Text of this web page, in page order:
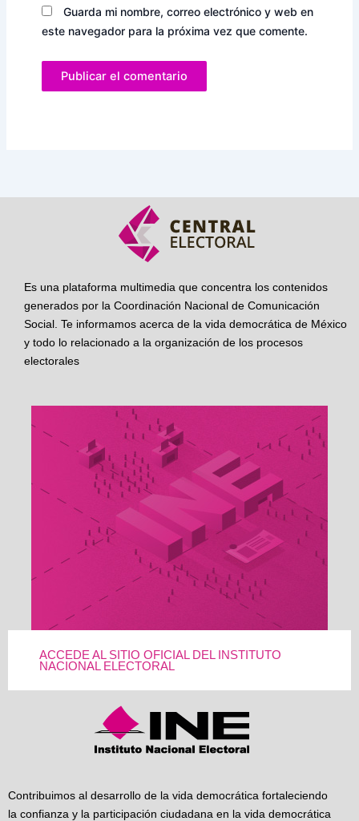
Guarda mi nombre, correo electrónico y web en
este navegador para la próxima vez que comente.
Es una plataforma multimedia que concentra los contenidos
generados por la Coordinación Nacional de Comunicación
Social. Te informamos acerca de la vida democrática de México
y todo lo relacionado a la organización de los procesos
electorales
ACCEDE AL SITIO OFICIAL DEL INSTITUTO
NACIONAL ELECTORAL
Contribuimos al desarrollo de la vida democrática fortaleciendo
la confianza y la participación ciudadana en la vida democrática